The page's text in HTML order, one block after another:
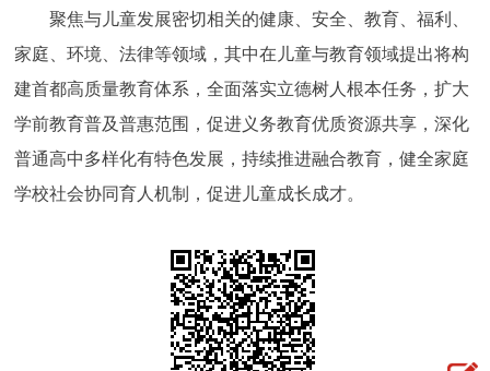
聚焦与儿童发展密切相关的健康、安全、教育、福利、
家庭、环境、法律等领域，其中在儿童与教育领域提出将构
建首都高质量教育体系，全面落实立德树人根本任务，扩大
学前教育普及普惠范围，促进义务教育优质资源共享，深化
普通高中多样化有特色发展，持续推进融合教育，健全家庭
学校社会协同育人机制，促进儿童成长成才。